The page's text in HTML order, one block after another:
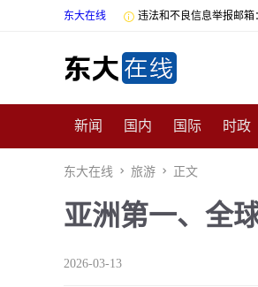
东大在线  违法和不良信息举报邮箱
新闻 国内 国际 时政
数码 民俗 招商
非遗 公益 娱乐 游戏
东大在线  旅游  正文
亚洲第一、全
2026-03-13